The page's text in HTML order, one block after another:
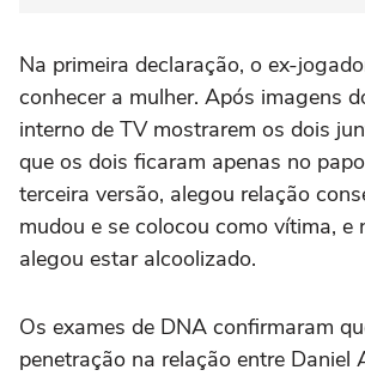
Na primeira declaração, o ex-
conhecer a mulher. Após imagens
interno de TV mostrarem os dois
que os dois ficaram apenas no
terceira versão, alegou relação
mudou e se colocou como vítima, e
alegou estar alcoolizado.
Os exames de DNA confirmaram
penetração na relação entre Daniel